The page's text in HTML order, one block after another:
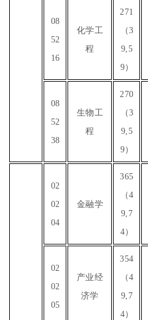
08
52
16
化学工
程
271
（3
9,5
9）
08
52
38
生物工
程
270
（3
9,5
9）
02
02
04
金融学
365
（4
9,7
4）
02
02
05
产业经
济学
354
（4
9,7
4）